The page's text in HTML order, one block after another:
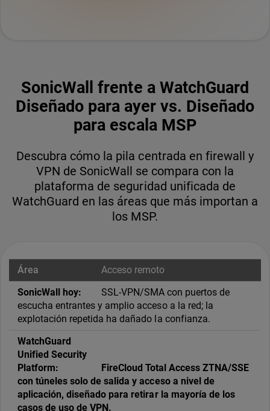
SonicWall frente a WatchGuard
Diseñado para ayer vs. Diseñado
para escala MSP
Descubra cómo la pila centrada en firewall y
VPN de SonicWall se compara con la
plataforma de seguridad unificada de
WatchGuard en las áreas que más importan a
los MSP.
Acceso remoto
SSL-VPN/SMA con puertos de
escucha entrantes y amplio acceso a la red; la
explotación repetida ha dañado la confianza.
FireCloud Total Access ZTNA/SSE
con túneles solo de salida y acceso a nivel de
aplicación, diseñado para retirar la mayoría de los
casos de uso de VPN.